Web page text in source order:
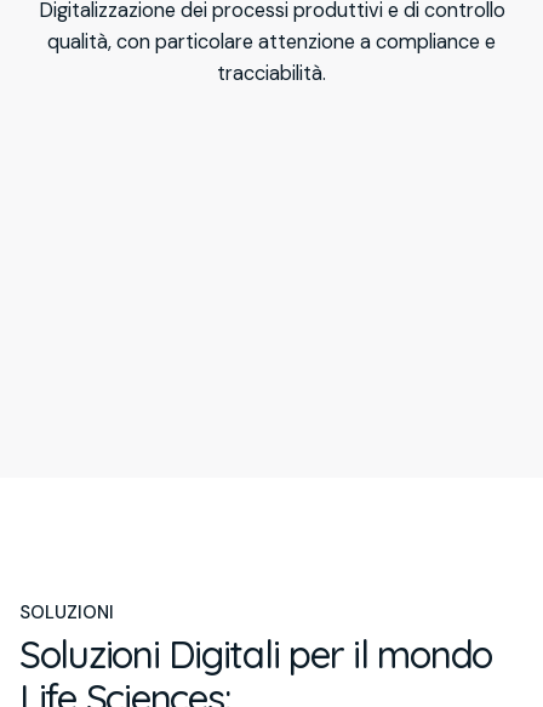
Digitalizzazione dei processi produttivi e di controllo
qualità, con particolare attenzione a compliance e
tracciabilità.
SOLUZIONI
Soluzioni Digitali per il mondo